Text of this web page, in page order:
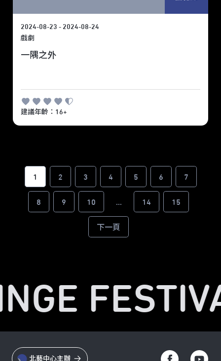
2024-08-23 - 2024-08-24
戲劇
一隅之外
建議年齡：16+
1 2 3 4 5 6 7
8 9 10 ... 14 15
下一頁
北藝中心主辦